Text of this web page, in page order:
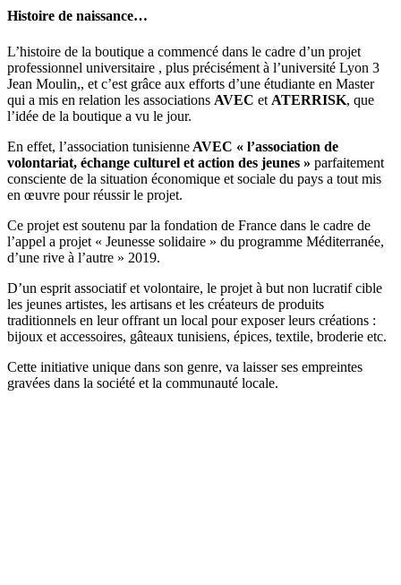
Histoire de naissance…
L’histoire de la boutique a commencé dans le cadre d’un projet
professionnel universitaire , plus précisément à l’université Lyon 3
Jean Moulin,, et c’est grâce aux efforts d’une étudiante en Master
qui a mis en relation les associations AVEC et ATERRISK, que
l’idée de la boutique a vu le jour.
En effet, l’association tunisienne AVEC « l’association de
volontariat, échange culturel et action des jeunes » parfaitement
consciente de la situation économique et sociale du pays a tout mis
en œuvre pour réussir le projet.
Ce projet est soutenu par la fondation de France dans le cadre de
l’appel a projet « Jeunesse solidaire » du programme Méditerranée,
d’une rive à l’autre » 2019.
D’un esprit associatif et volontaire, le projet à but non lucratif cible
les jeunes artistes, les artisans et les créateurs de produits
traditionnels en leur offrant un local pour exposer leurs créations :
bijoux et accessoires, gâteaux tunisiens, épices, textile, broderie etc.
Cette initiative unique dans son genre, va laisser ses empreintes
gravées dans la société et la communauté locale.